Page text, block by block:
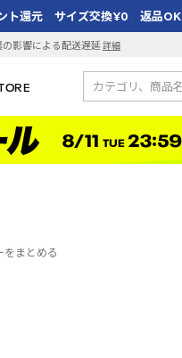
ト還元 サイズ交換¥0 返品OK
の影響による配送遅延詳細
をまとめる